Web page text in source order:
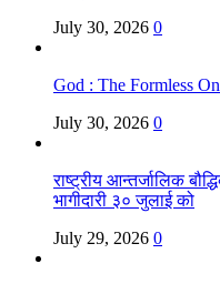
July 30, 2026 0
God : The Formless
July 30, 2026 0
राष्ट्रीय आन्तर्जालिक
भागीदारी ३० जुलाई को
July 29, 2026 0